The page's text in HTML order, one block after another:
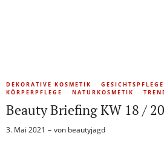
DEKORATIVE KOSMETIK GESICHTSPFLEGE
KÖRPERPFLEGE
NATURKOSMETIK
Beauty Briefing KW 18 /
3. Mai 2021 von beautyjagd